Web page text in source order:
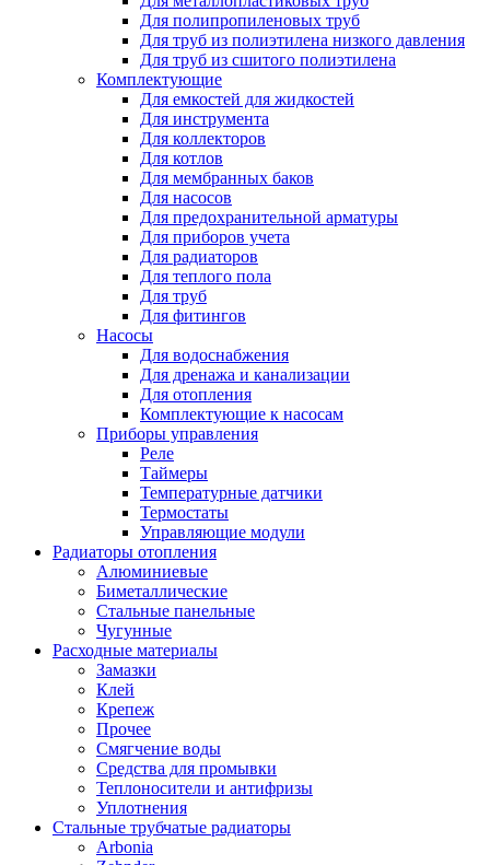
Для полипропиленовых труб
Для труб из полиэтилена низкого давления
Для труб из сшитого полиэтилена
Комплектующие
Для емкостей для жидкостей
Для инструмента
Для коллекторов
Для котлов
Для мембранных баков
Для насосов
Для предохранительной арматуры
Для приборов учета
Для радиаторов
Для теплого пола
Для труб
Для фитингов
Насосы
Для водоснабжения
Для дренажа и канализации
Для отопления
Комплектующие к насосам
Приборы управления
Реле
Таймеры
Температурные датчики
Термостаты
Управляющие модули
Радиаторы отопления
Алюминиевые
Биметаллические
Стальные панельные
Чугунные
Расходные материалы
Замазки
Клей
Крепеж
Прочее
Смягчение воды
Средства для промывки
Теплоносители и антифризы
Уплотнения
Стальные трубчатые радиаторы
Arbonia